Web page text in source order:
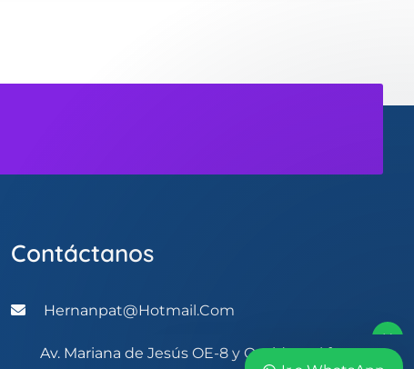
Contáctanos
Hernanpat@hotmail.com
Av. Mariana de Jesús OE-8 y Occidental frente
cualquier duda que tengas.